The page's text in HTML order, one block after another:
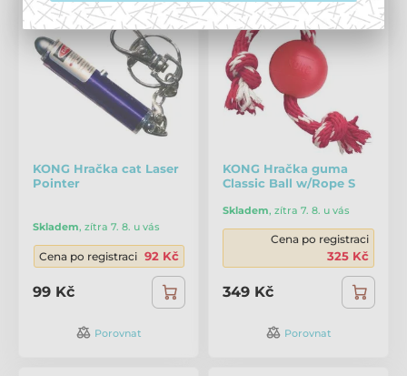
KONG Hračka cat Laser
Pointer
Skladem, zítra 7. 8. u vás
Cena po registraci 92 Kč
99 Kč
Porovnat
KONG Hračka guma
Classic Ball w/Rope S
Skladem, zítra 7. 8. u vás
Cena po registraci
325 Kč
349 Kč
Porovnat